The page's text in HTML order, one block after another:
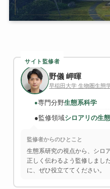
サイト監修者
野儀 岬暉
早稲田大学 生物圏生態
●専門分野生態系科学
●監修領域シロアリの生
監修者からのひとこと
生態系研究の視点から、シロ
正しく伝わるよう監修しまし
に、ぜひ役立ててください。